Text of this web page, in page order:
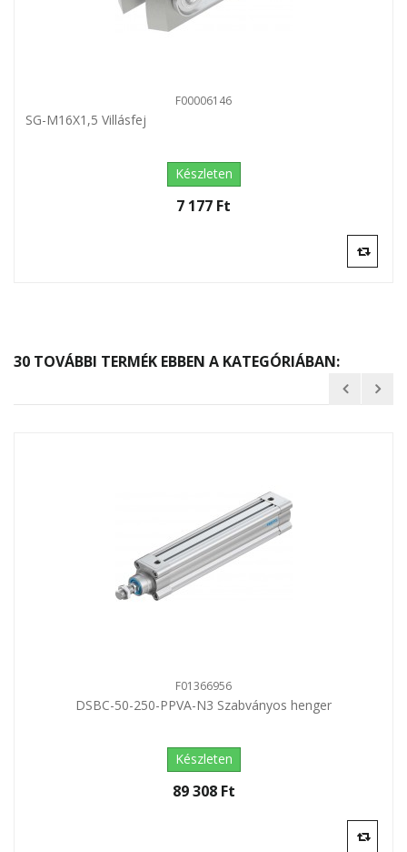
F00006146
SG-M16X1,5 Villásfej
Készleten
7 177 Ft‎
30 TOVÁBBI TERMÉK EBBEN A KATEGÓRIÁBAN:
F01366956
DSBC-50-250-PPVA-N3 Szabványos henger
Készleten
89 308 Ft‎